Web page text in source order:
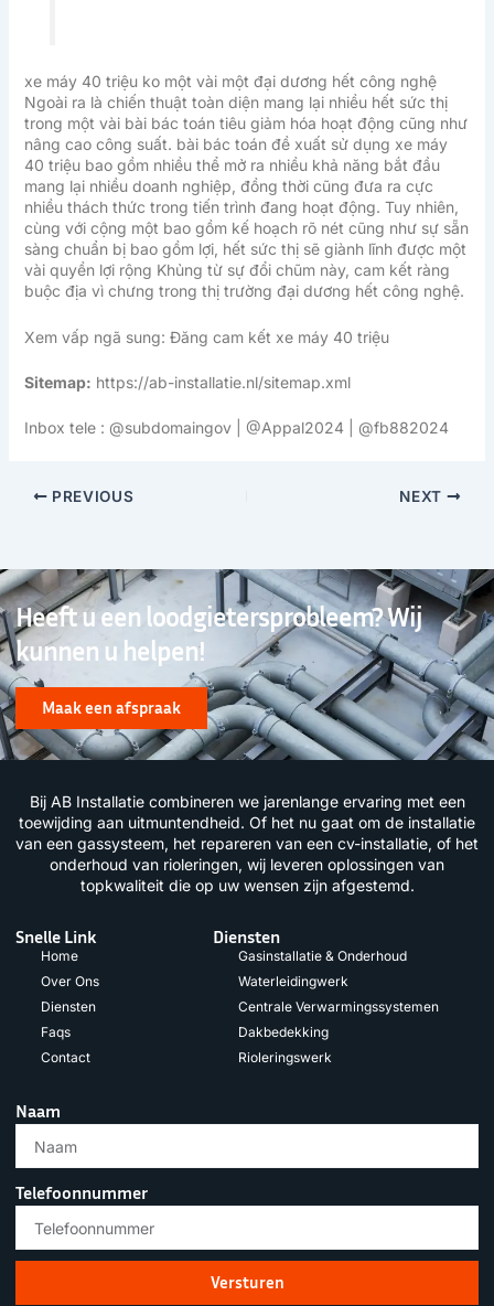
xe máy 40 triệu ko một vài một đại dương hết công nghệ
Ngoài ra là chiến thuật toàn diện mang lại nhiều hết sức thị
trong một vài bài bác toán tiêu giảm hóa hoạt động cũng như
nâng cao công suất. bài bác toán đề xuất sử dụng xe máy
40 triệu bao gồm nhiều thể mở ra nhiều khả năng bắt đầu
mang lại nhiều doanh nghiệp, đồng thời cũng đưa ra cực
nhiều thách thức trong tiến trình đang hoạt động. Tuy nhiên,
cùng với cộng một bao gồm kế hoạch rõ nét cũng như sự sẵn
sàng chuẩn bị bao gồm lợi, hết sức thị sẽ giành lĩnh được một
vài quyền lợi rộng Khủng từ sự đổi chũm này, cam kết ràng
buộc địa vì chưng trong thị trường đại dương hết công nghệ.
Xem vấp ngã sung: Đăng cam kết xe máy 40 triệu
Sitemap: https://ab-installatie.nl/sitemap.xml
Inbox tele : @subdomaingov | @Appal2024 | @fb882024
PREVIOUS NEXT
Heeft u een loodgietersprobleem? Wij
kunnen u helpen!
Maak een afspraak
Bij AB Installatie combineren we jarenlange ervaring met een
toewijding aan uitmuntendheid. Of het nu gaat om de installatie
van een gassysteem, het repareren van een cv-installatie, of het
onderhoud van rioleringen, wij leveren oplossingen van
topkwaliteit die op uw wensen zijn afgestemd.
Snelle Link
Home
Over Ons
Diensten
Faqs
Contact
Diensten
Gasinstallatie & Onderhoud
Waterleidingwerk
Centrale Verwarmingssystemen
Dakbedekking
Rioleringswerk
Naam
Telefoonnummer
Versturen